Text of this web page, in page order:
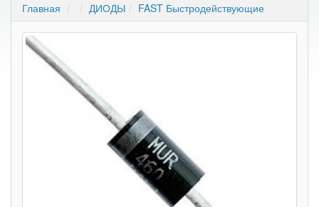
Главная
ДИОДЫ FAST Быстродействующие